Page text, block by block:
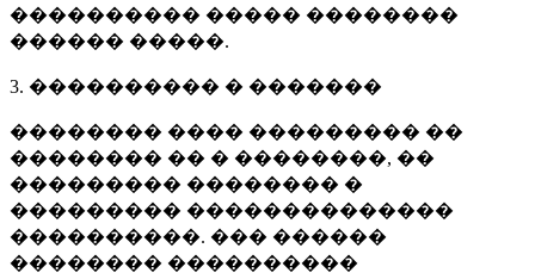
���������� ����� ��������
������ �����.
3. ���������� � �������
�������� ���� ��������� ��
�������� �� � ��������, ��
��������� �������� �
��������� ��������������
����������. ��� ������
�������� ����������